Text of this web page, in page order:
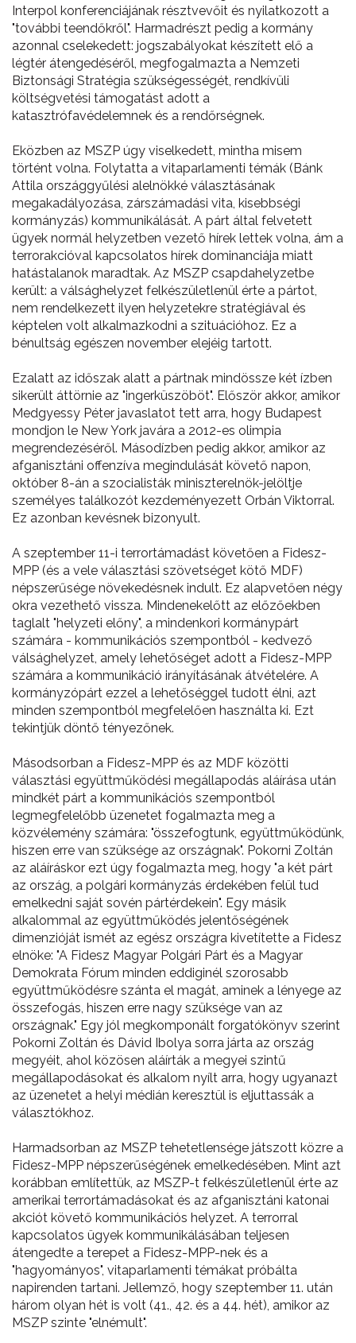
Interpol konferenciájának résztvevőit és nyilatkozott a
"további teendőkről". Harmadrészt pedig a kormány
azonnal cselekedett: jogszabályokat készített elő a
légtér átengedéséről, megfogalmazta a Nemzeti
Biztonsági Stratégia szükségességét, rendkívüli
költségvetési támogatást adott a
katasztrófavédelemnek és a rendőrségnek.
Eközben az MSZP úgy viselkedett, mintha misem
történt volna. Folytatta a vitaparlamenti témák (Bánk
Attila országgyűlési alelnökké választásának
megakadályozása, zárszámadási vita, kisebbségi
kormányzás) kommunikálását. A párt által felvetett
ügyek normál helyzetben vezető hírek lettek volna, ám a
terrorakcióval kapcsolatos hírek dominanciája miatt
hatástalanok maradtak. Az MSZP csapdahelyzetbe
került: a válsághelyzet felkészületlenül érte a pártot,
nem rendelkezett ilyen helyzetekre stratégiával és
képtelen volt alkalmazkodni a szituációhoz. Ez a
bénultság egészen november elejéig tartott.
Ezalatt az időszak alatt a pártnak mindössze két ízben
sikerült áttörnie az "ingerküszöböt". Először akkor, amikor
Medgyessy Péter javaslatot tett arra, hogy Budapest
mondjon le New York javára a 2012-es olimpia
megrendezéséről. Másodízben pedig akkor, amikor az
afganisztáni offenzíva megindulását követő napon,
október 8-án a szocialisták miniszterelnök-jelöltje
személyes találkozót kezdeményezett Orbán Viktorral.
Ez azonban kevésnek bizonyult.
A szeptember 11-i terrortámadást követően a Fidesz-
MPP (és a vele választási szövetséget kötő MDF)
népszerűsége növekedésnek indult. Ez alapvetően négy
okra vezethető vissza. Mindenekelőtt az előzőekben
taglalt "helyzeti előny", a mindenkori kormánypárt
számára - kommunikációs szempontból - kedvező
válsághelyzet, amely lehetőséget adott a Fidesz-MPP
számára a kommunikáció irányításának átvételére. A
kormányzópárt ezzel a lehetőséggel tudott élni, azt
minden szempontból megfelelően használta ki. Ezt
tekintjük döntő tényezőnek.
Másodsorban a Fidesz-MPP és az MDF közötti
választási együttműködési megállapodás aláírása után
mindkét párt a kommunikációs szempontból
legmegfelelőbb üzenetet fogalmazta meg a
közvélemény számára: "összefogtunk, együttműködünk,
hiszen erre van szüksége az országnak". Pokorni Zoltán
az aláíráskor ezt úgy fogalmazta meg, hogy "a két párt
az ország, a polgári kormányzás érdekében felül tud
emelkedni saját sovén pártérdekein". Egy másik
alkalommal az együttműködés jelentőségének
dimenzióját ismét az egész országra kivetítette a Fidesz
elnöke: "A Fidesz Magyar Polgári Párt és a Magyar
Demokrata Fórum minden eddiginél szorosabb
együttműködésre szánta el magát, aminek a lényege az
összefogás, hiszen erre nagy szüksége van az
országnak." Egy jól megkomponált forgatókönyv szerint
Pokorni Zoltán és Dávid Ibolya sorra járta az ország
megyéit, ahol közösen aláírták a megyei szintű
megállapodásokat és alkalom nyílt arra, hogy ugyanazt
az üzenetet a helyi médián keresztül is eljuttassák a
választókhoz.
Harmadsorban az MSZP tehetetlensége játszott közre a
Fidesz-MPP népszerűségének emelkedésében. Mint azt
korábban említettük, az MSZP-t felkészületlenül érte az
amerikai terrortámadásokat és az afganisztáni katonai
akciót követő kommunikációs helyzet. A terrorral
kapcsolatos ügyek kommunikálásában teljesen
átengedte a terepet a Fidesz-MPP-nek és a
"hagyományos", vitaparlamenti témákat próbálta
napirenden tartani. Jellemző, hogy szeptember 11. után
három olyan hét is volt (41., 42. és a 44. hét), amikor az
MSZP szinte "elnémult".